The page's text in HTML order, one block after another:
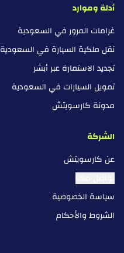
أدلة وموارد
غرامات المرور في السعودية
نقل ملكية السيارة في السعودية
تجديد الاستمارة عبر أبشر
تمويل السيارات في السعودية
مدونة كارسويتش
الشركة
عن كارسويتش
تواصل معنا
سياسة الخصوصية
الشروط والأحكام